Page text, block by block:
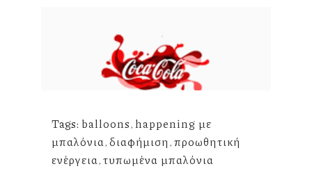
Tags: balloons,happening με
μπαλόνια,διαφήμιση,προωθητική
ενέργεια,τυπωμένα μπαλόνια